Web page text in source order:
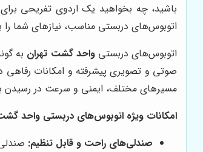
باشید، چه بخواهید یک اردوی تفریحی
اتوبوس‌های دربستی مناسب، نیازهای شما را
اتوبوس‌های دربستیواحد گشت تهران به
صوتی و تصویری پیشرفته و امکانات رفاهی
مسیرهای مختلف، ایمنی و سرعت در رسیدن
امکانات ویژه اتوبوس‌های دربستی واحد
صندلی‌های راحت و قابل تنظیم: